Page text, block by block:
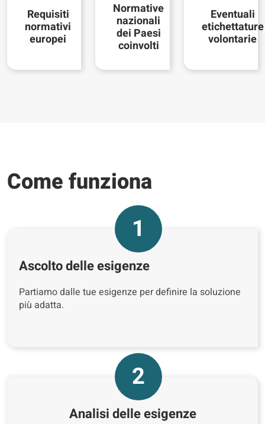
Requisiti
normativi
europei
Normative
nazionali
dei Paesi
coinvolti
Eventuali
etichettature
volontarie
Come funziona
1
Ascolto delle esigenze
Partiamo dalle tue esigenze per definire la soluzione
più adatta.
2
Analisi delle esigenze